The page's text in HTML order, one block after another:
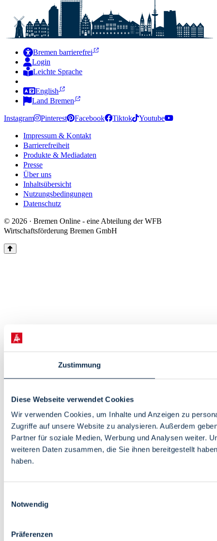
Zustimmung
Diese Webseite verwendet Cookies
Wir verwenden Cookies, um Inhalte und Anzeigen zu
Zugriffe auf unsere Website zu analysieren. Außerdem
Partner für soziale Medien, Werbung und Analysen weiter.
weiteren Daten zusammen, die Sie ihnen bereitgestellt
haben.
Notwendig
Präferenzen
Bremen barrierefrei
Login
Leichte Sprache
English
Land Bremen
Instagram Pinterest Facebook Tiktok Youtube
Impressum & Kontakt
Barrierefreiheit
Produkte & Mediadaten
Presse
Über uns
Inhaltsübersicht
Nutzungsbedingungen
Datenschutz
© 2026 · Bremen Online - eine Abteilung der WFB
Wirtschaftsförderung Bremen GmbH